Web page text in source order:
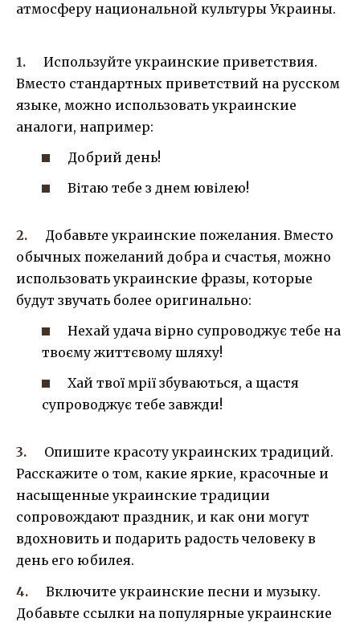
атмосферу национальной культуры Украины.
Используйте украинские приветствия.
Вместо стандартных приветствий на русском
языке, можно использовать украинские
аналоги, например:
Добрий день!
Вітаю тебе з днем ювілею!
Добавьте украинские пожелания. Вместо
обычных пожеланий добра и счастья, можно
использовать украинские фразы, которые
будут звучать более оригинально:
Нехай удача вірно супроводжує тебе на
твоєму життєвому шляху!
Хай твої мрії збуваються, а щастя
супроводжує тебе завжди!
Опишите красоту украинских традиций.
Расскажите о том, какие яркие, красочные и
насыщенные украинские традиции
сопровождают праздник, и как они могут
вдохновить и подарить радость человеку в
день его юбилея.
Включите украинские песни и музыку.
Добавьте ссылки на популярные украинские